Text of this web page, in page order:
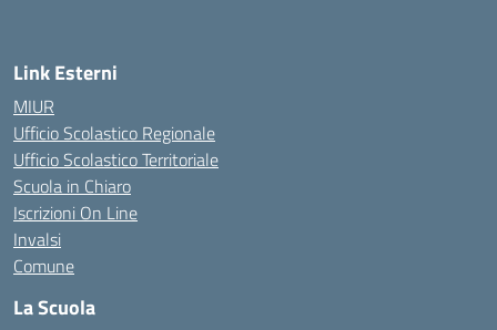
Link Esterni
MIUR
Ufficio Scolastico Regionale
Ufficio Scolastico Territoriale
Scuola in Chiaro
Iscrizioni On Line
Invalsi
Comune
La Scuola